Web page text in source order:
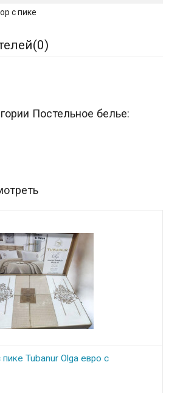
с пике
0)
Постельное белье:
Tubanur Olga евро с